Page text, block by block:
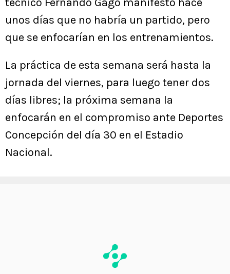
unos días que no habría un partido, pero
que se enfocarían en los entrenamientos.
La práctica de esta semana será hasta la
jornada del viernes, para luego tener dos
días libres; la próxima semana la
enfocarán en el compromiso ante Deportes
Concepción del día 30 en el Estadio
Nacional.